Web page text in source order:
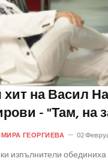
на Васил
- "Там, на
ГЕОРГИЕВА 02
изпълнители обединиха